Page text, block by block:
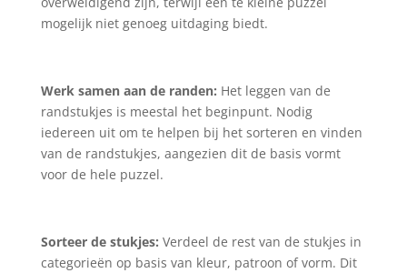
mogelijk niet genoeg uitdaging biedt.
Werk samen aan de randen: Het leggen van de
randstukjes is meestal het beginpunt. Nodig
iedereen uit om te helpen bij het sorteren en vinden
van de randstukjes, aangezien dit de basis vormt
voor de hele puzzel.
Sorteer de stukjes: Verdeel de rest van de stukjes in
categorieën op basis van kleur, patroon of vorm. Dit